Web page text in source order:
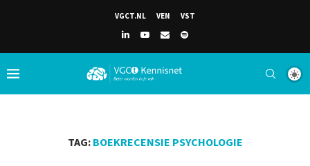
VGCT.NL VEN VST
TAG: BOEKRECENSIE PSYCHOLOGIE